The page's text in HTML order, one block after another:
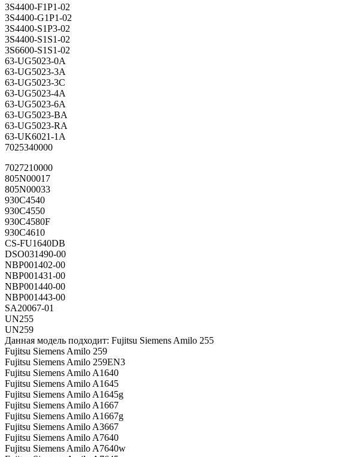
3S4400-F1P1-02
3S4400-G1P1-02
3S4400-S1P3-02
3S4400-S1S1-02
3S6600-S1S1-02
63-UG5023-0A
63-UG5023-3A
63-UG5023-3C
63-UG5023-4A
63-UG5023-6A
63-UG5023-BA
63-UG5023-RA
63-UK6021-1A
7025340000
7027210000
805N00017
805N00033
930C4540
930C4550
930C4580F
930C4610
CS-FU1640DB
DSO031490-00
NBP001402-00
NBP001431-00
NBP001440-00
NBP001443-00
SA20067-01
UN255
UN259
Данная модель подходит: Fujitsu Siemens Amilo 255
Fujitsu Siemens Amilo 259
Fujitsu Siemens Amilo 259EN3
Fujitsu Siemens Amilo A1640
Fujitsu Siemens Amilo A1645
Fujitsu Siemens Amilo A1645g
Fujitsu Siemens Amilo A1667
Fujitsu Siemens Amilo A1667g
Fujitsu Siemens Amilo A3667
Fujitsu Siemens Amilo A7640
Fujitsu Siemens Amilo A7640w